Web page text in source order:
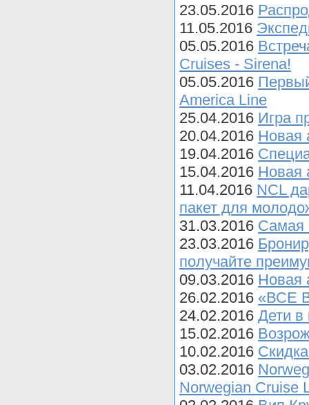
23.05.2016
11.05.2016
05.05.2016
Cruises - Sirena!
05.05.2016
America Line
25.04.2016 Игра
20.04.2016 Новая
19.04.2016
15.04.2016 Новая
11.04.2016 NCL
пакет для
31.03.2016 Cамая
23.03.2016
получайте
09.03.2016 Новая
26.02.2016 «ВСЕ
24.02.2016 Дети в
15.02.2016
10.02.2016
03.02.2016
Norwegian Cruise